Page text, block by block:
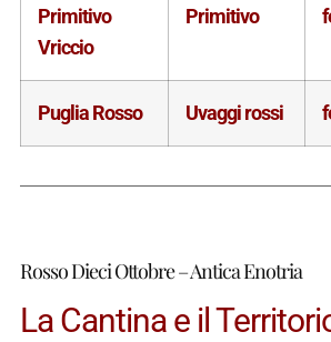
Primitivo
Vriccio
Primitivo
Puglia Rosso Uvaggi rossi
Rosso Dieci Ottobre – Antica Enotria
La Cantina e il